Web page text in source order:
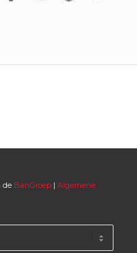
de BanGroep| Algemene